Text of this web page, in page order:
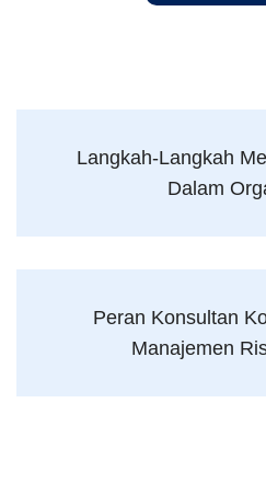
Langkah-Langkah
Dalam
Peran Konsultan
Manajemen